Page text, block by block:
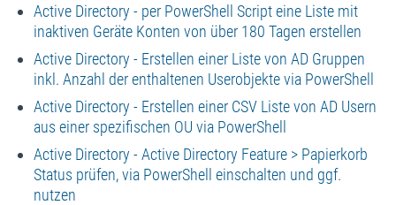
Active Directory - per PowerShell Script eine Liste mit
inaktiven Geräte Konten von über 180 Tagen erstellen
Active Directory - Erstellen einer Liste von AD Gruppen
inkl. Anzahl der enthaltenen Userobjekte via PowerShell
Active Directory - Erstellen einer CSV Liste von AD Usern
aus einer spezifischen OU via PowerShell
Active Directory - Active Directory Feature > Papierkorb
Status prüfen, via PowerShell einschalten und ggf.
nutzen